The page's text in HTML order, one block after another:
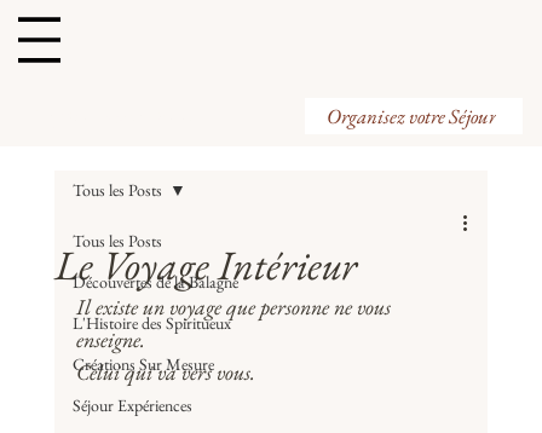
Organisez votre Séjour
Tous les Posts
Découvertes de la Balagne
L'Histoire des Spiritueux
Créations Sur Mesure
Séjour Expériences
Tous les Posts
Le Voyage Intérieur
Il existe un voyage que personne ne vous
enseigne.
Celui qui va vers vous.